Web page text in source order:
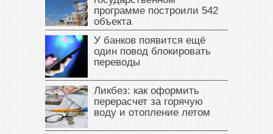
программе построили 542
объекта
У банков появится ещё
один повод блокировать
переводы
Ликбез: как оформить
перерасчет за горячую
воду и отопление летом